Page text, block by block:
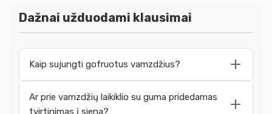
Dažnai užduodami klausimai
Kaip sujungti gofruotus vamzdžius?
Ar prie vamzdžių laikiklio su guma pridedamas
tvirtinimas į sieną?